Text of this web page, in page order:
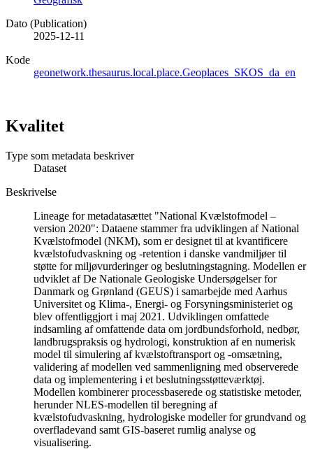
Dato (Publication)
2025-12-11
Kode
geonetwork.thesaurus.local.place.Geoplaces_SKOS_da_en
Kvalitet
Type som metadata beskriver
Dataset
Beskrivelse
Lineage for metadatasættet "National Kvælstofmodel –
version 2020": Dataene stammer fra udviklingen af National
Kvælstofmodel (NKM), som er designet til at kvantificere
kvælstofudvaskning og -retention i danske vandmiljøer til
støtte for miljøvurderinger og beslutningstagning. Modellen er
udviklet af De Nationale Geologiske Undersøgelser for
Danmark og Grønland (GEUS) i samarbejde med Aarhus
Universitet og Klima-, Energi- og Forsyningsministeriet og
blev offentliggjort i maj 2021. Udviklingen omfattede
indsamling af omfattende data om jordbundsforhold, nedbør,
landbrugspraksis og hydrologi, konstruktion af en numerisk
model til simulering af kvælstoftransport og -omsætning,
validering af modellen ved sammenligning med observerede
data og implementering i et beslutningsstøtteværktøj.
Modellen kombinerer processbaserede og statistiske metoder,
herunder NLES-modellen til beregning af
kvælstofudvaskning, hydrologiske modeller for grundvand og
overfladevand samt GIS-baseret rumlig analyse og
visualisering.